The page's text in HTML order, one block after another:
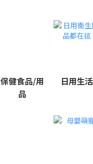
保健食品/用
品
日用生活